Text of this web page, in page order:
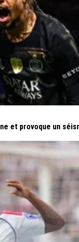
et provoque un